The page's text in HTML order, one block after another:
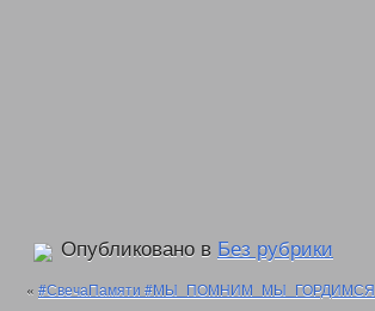
КонтактыОпубликовано в Без рубрики
« #СвечаПамяти #МЫ_ПОМНИМ_МЫ_ГОРДИМСЯ